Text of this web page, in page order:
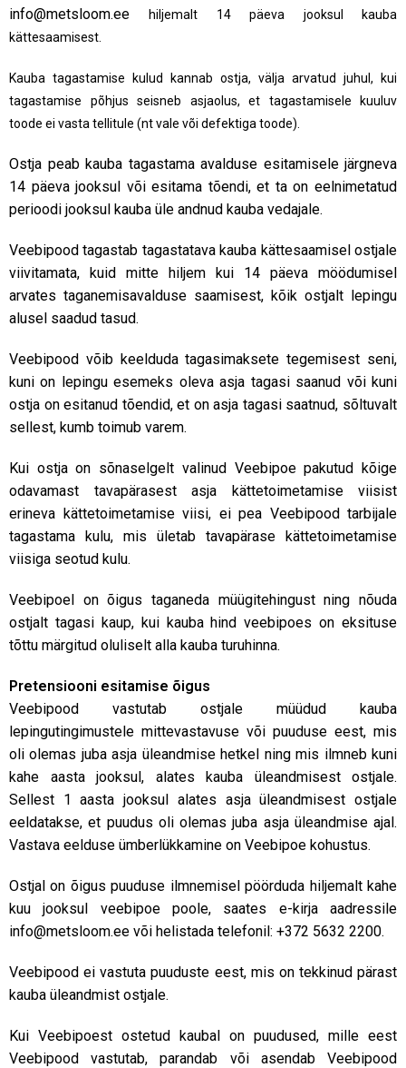
info@metsloom.eehiljemalt 14 päeva jooksul kauba
kättesaamisest.
Kauba tagastamise kulud kannab ostja, välja arvatud juhul, kui
tagastamise põhjus seisneb asjaolus, et tagastamisele kuuluv
toode ei vasta tellitule (nt vale või defektiga toode).
Ostja peab kauba tagastama avalduse esitamisele järgneva
14 päeva jooksul või esitama tõendi, et ta on eelnimetatud
perioodi jooksul kauba üle andnud kauba vedajale.
Veebipood tagastab tagastatava kauba kättesaamisel ostjale
viivitamata, kuid mitte hiljem kui 14 päeva möödumisel
arvates taganemisavalduse saamisest, kõik ostjalt lepingu
alusel saadud tasud.
Veebipood võib keelduda tagasimaksete tegemisest seni,
kuni on lepingu esemeks oleva asja tagasi saanud või kuni
ostja on esitanud tõendid, et on asja tagasi saatnud, sõltuvalt
sellest, kumb toimub varem.
Kui ostja on sõnaselgelt valinud Veebipoe pakutud kõige
odavamast tavapärasest asja kättetoimetamise viisist
erineva kättetoimetamise viisi, ei pea Veebipood tarbijale
tagastama kulu, mis ületab tavapärase kättetoimetamise
viisiga seotud kulu.
Veebipoel on õigus taganeda müügitehingust ning nõuda
ostjalt tagasi kaup, kui kauba hind veebipoes on eksituse
tõttu märgitud oluliselt alla kauba turuhinna.
Pretensiooni esitamise õigus
Veebipood vastutab ostjale müüdud kauba
lepingutingimustele mittevastavuse või puuduse eest, mis
oli olemas juba asja üleandmise hetkel ning mis ilmneb kuni
kahe aasta jooksul, alates kauba üleandmisest ostjale.
Sellest 1 aasta jooksul alates asja üleandmisest ostjale
eeldatakse, et puudus oli olemas juba asja üleandmise ajal.
Vastava eelduse ümberlükkamine on Veebipoe kohustus.
Ostjal on õigus puuduse ilmnemisel pöörduda hiljemalt kahe
kuu jooksul veebipoe poole, saates e-kirja aadressile
info@metsloom.ee või helistada telefonil: +372 5632 2200.
Veebipood ei vastuta puuduste eest, mis on tekkinud pärast
kauba üleandmist ostjale.
Kui Veebipoest ostetud kaubal on puudused, mille eest
Veebipood vastutab, parandab või asendab Veebipood